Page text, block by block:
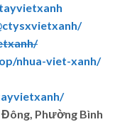
nhua-viet-xanh/
Đông, Phường Bình